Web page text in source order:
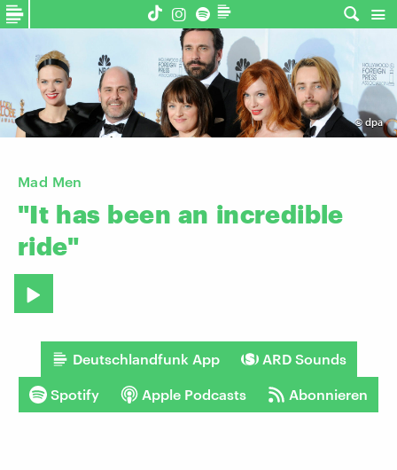
© dpa
Mad Men
"It has been an incredible
ride"
Deutschlandfunk App ARD Sounds
Spotify Apple Podcasts Abonnieren